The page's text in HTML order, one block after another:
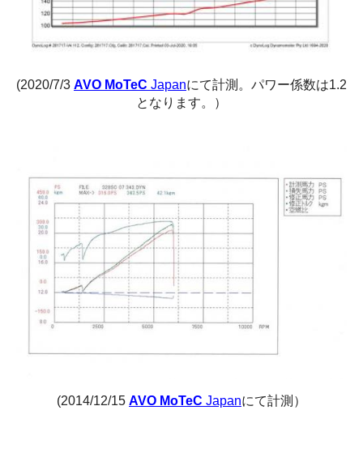
(2020/7/3 AVO MoTeC Japanにて計測。パワー係数は1.2
となります。）
(2014/12/15 AVO MoTeC Japanにて計測）